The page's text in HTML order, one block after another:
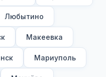
Любытино
Макеевка
Мариуполь